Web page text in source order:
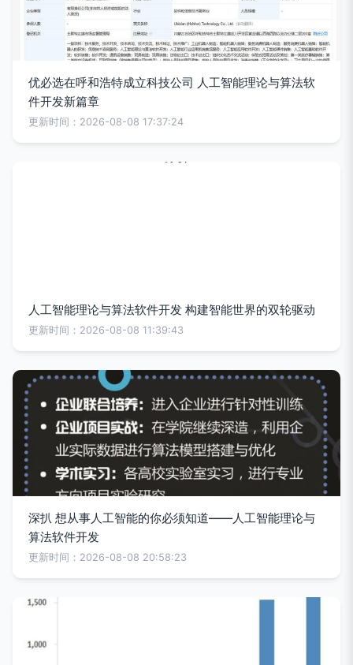
优必选在呼和浩特成立科技公司 人工智能理论与算法软
件开发新篇章
更新时间：2026-08-08 17:37:24
人工智能理论与算法软件开发 构建智能世界的双轮驱动
更新时间：2026-08-08 11:39:43
深扒 想从事人工智能的你必须知道——人工智能理论与
算法软件开发
更新时间：2026-08-08 20:58:23